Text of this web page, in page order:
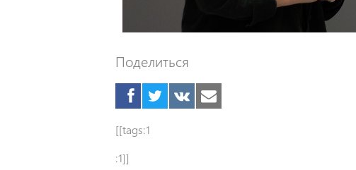
Поделиться
[[tags:1
:1]]